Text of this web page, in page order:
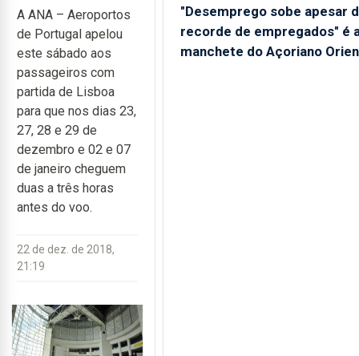
A ANA – Aeroportos
de Portugal apelou
este sábado aos
passageiros com
partida de Lisboa
para que nos dias 23,
27, 28 e 29 de
dezembro e 02 e 07
de janeiro cheguem
duas a três horas
antes do voo.
22 de dez. de 2018,
21:19
"Desemprego sobe apesar
recorde de empregados" é
manchete do Açoriano